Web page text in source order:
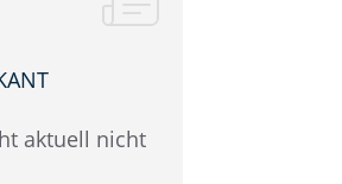
aktuell nicht